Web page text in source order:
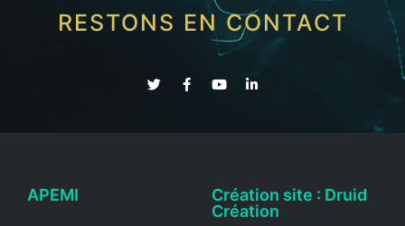
RESTONS EN CONTACT
APEMI
Création site : Druid
Création